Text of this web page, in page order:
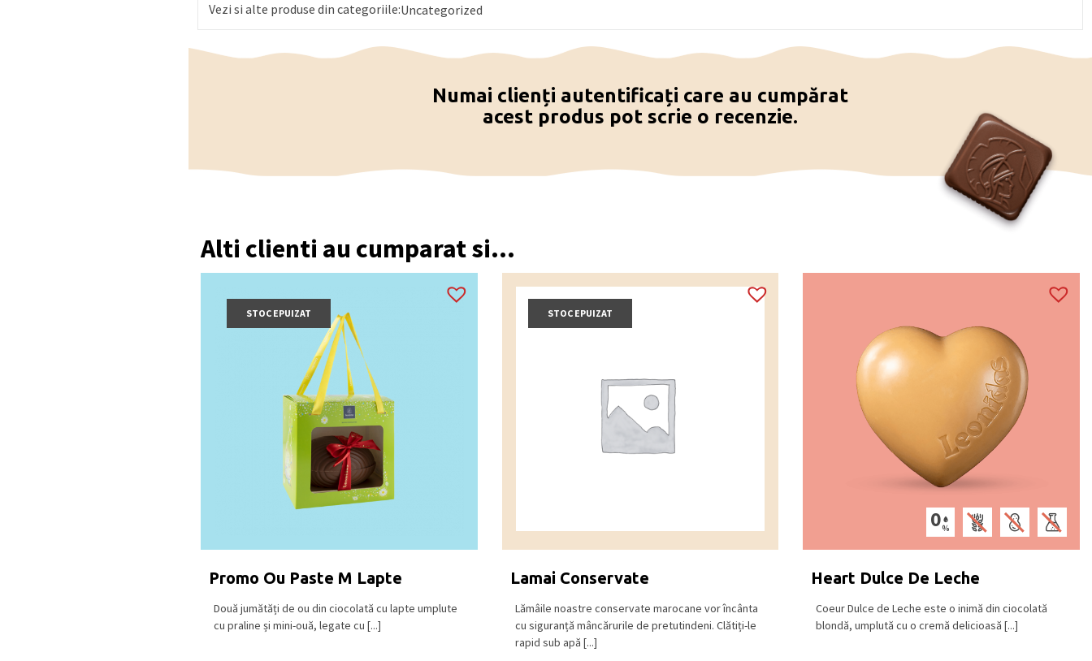
Vezi si alte produse din categoriile:Uncategorized
Numai clienți autentificați care au cumpărat
acest produs pot scrie o recenzie.
Alti clienti au cumparat si...
STOC EPUIZAT
Promo Ou Paste M Lapte
Două jumătăți de ou din ciocolată cu lapte umplute
cu praline și mini-ouă, legate cu [...]
STOC EPUIZAT
Lamai Conservate
Lămâile noastre conservate marocane vor încânta
cu siguranță mâncărurile de pretutindeni. Clătiți-le
rapid sub apă [...]
Heart Dulce De Leche
Coeur Dulce de Leche este o inimă din ciocolată
blondă, umplută cu o cremă delicioasă [...]